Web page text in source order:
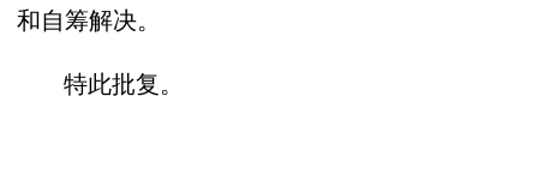
和自筹解决。
特此批复。